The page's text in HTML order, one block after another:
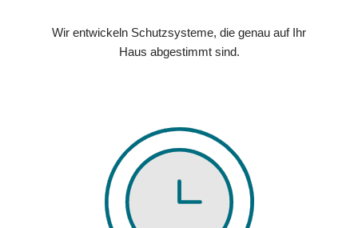
Wir entwickeln Schutzsysteme, die genau auf Ihr
Haus abgestimmt sind.